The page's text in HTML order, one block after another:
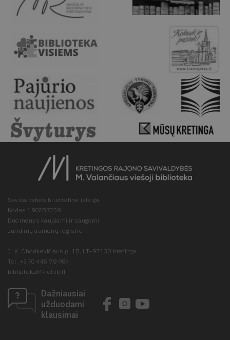
Savivaldybės biudžetinė įstaiga
Kodas 190287259
Duomenys kaupiami ir saugomi
Juridinių asmenų registre
J. K. Chodkevičiaus g. 1B, LT–97130 Kretinga
Tel. +370 445 78 984
biblioteka@kretvb.lt
Dažniausiai
užduodami
klausimai